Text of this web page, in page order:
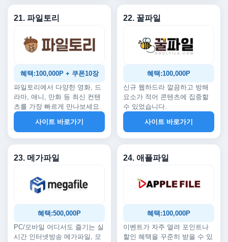
21. 파일토리
혜택:100,000P + 쿠폰10장
파일토리에서 다양한 영화, 드
라마, 애니, 만화 등 최신 컨텐
츠를 가장 빠르게 만나보세요.
사이트 바로가기
22. 꿀파일
혜택:100,000P
신규 웹하드라 깔끔하고 방해
요소가 적어 콘텐츠에 집중할
수 있었습니다.
사이트 바로가기
23. 메가파일
혜택:500,000P
PC/모바일 어디서도 즐기는 실
시간 인터넷방송 메가파일, 모
24. 애플파일
혜택:100,000P
이벤트가 자주 열려 포인트나
할인 혜택을 꾸준히 받을 수 있